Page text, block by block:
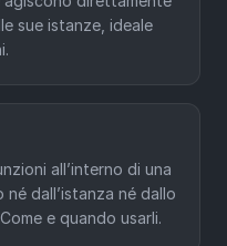
sue istanze, ideale
all’interno di una
dall’istanza né dallo
e quando usarli.